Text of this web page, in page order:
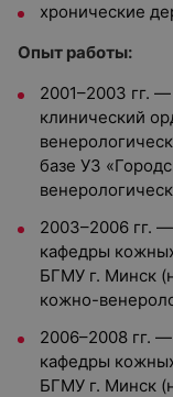
хронические
Опыт работы:
2001–2003 гг.
клинический
базе УЗ
2003–2006 гг.
кафедры
БГМУ г. Минск
кожно-
2006–2008 гг.
кафедры
БГМУ г. Минск